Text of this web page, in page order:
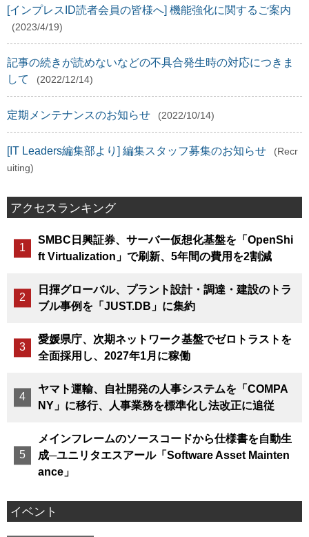
[インプレスID読者会員の皆様へ] 機能強化に関するご案内
(2023/4/19)
記事の続きが読めないなどの不具合発生時の対応につきま
して
(2022/12/14)
定期メンテナンスのお知らせ (2022/10/14)
[IT Leaders編集部より] 編集スタッフ募集のお知らせ
(Recr
uiting)
アクセスランキング
SMBC日興証券、サーバー仮想化基盤を「OpenShi
ft Virtualization」で刷新、5年間の費用を2割減
日揮グローバル、プラント設計・調達・建設のトラ
ブル事例を「JUST.DB」に集約
愛媛県庁、次期ネットワーク基盤でゼロトラストを
全面採用し、2027年1月に稼働
ヤマト運輸、自社開発の人事システムを「COMPA
NY」に移行、人事業務を標準化し法改正に追従
メインフレームのソースコードから仕様書を自動生
成─ユニリタエスアール「Software Asset Mainten
ance」
イベント